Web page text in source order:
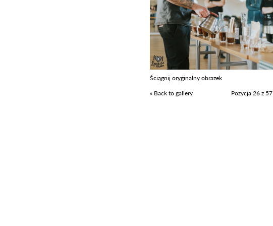
Ściągnij oryginalny obrazek
« Back to gallery
Pozycja 26 z 57